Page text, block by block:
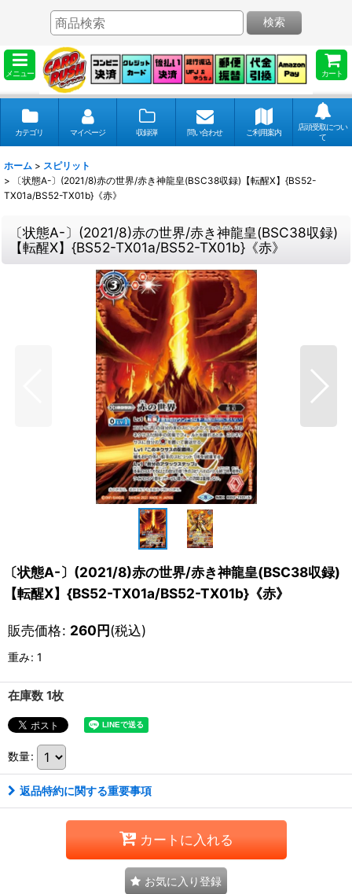
メニュー カート
検索
カテゴリ マイページ 収録弾 問い合わせ ご利用案内
店頭受取につい
て
ホーム > スピリット
>
〔状態A-〕(2021/8)赤の世界/赤き神龍皇(BSC38収録)【転醒X】{BS52-
TX01a/BS52-TX01b}《赤》
〔状態A-〕(2021/8)赤の世界/赤き神龍皇(BSC38収録)
【転醒X】{BS52-TX01a/BS52-TX01b}《赤》
〔状態A-〕(2021/8)赤の世界/赤き神龍皇(BSC38収録)
【転醒X】{BS52-TX01a/BS52-TX01b}《赤》
販売価格: 260円(税込)
重み: 1
在庫数 1枚
数量:
返品特約に関する重要事項
カートに入れる
お気に入り登録